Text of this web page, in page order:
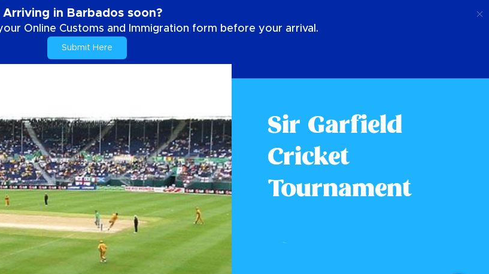
Arriving in Barbados soon?
Online Customs and Immigration form before your arrival.
Submit Here
Sir Garfield
Cricket
Tournament